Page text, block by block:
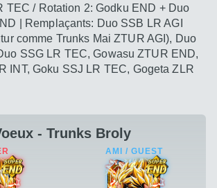
TEC / Rotation 2: Godku END + Duo
| Remplaçants: Duo SSB LR AGI
comme Trunks Mai ZTUR AGI), Duo
SSG LR TEC, Gowasu ZTUR END,
INT, Goku SSJ LR TEC, Gogeta ZLR
- Trunks Broly